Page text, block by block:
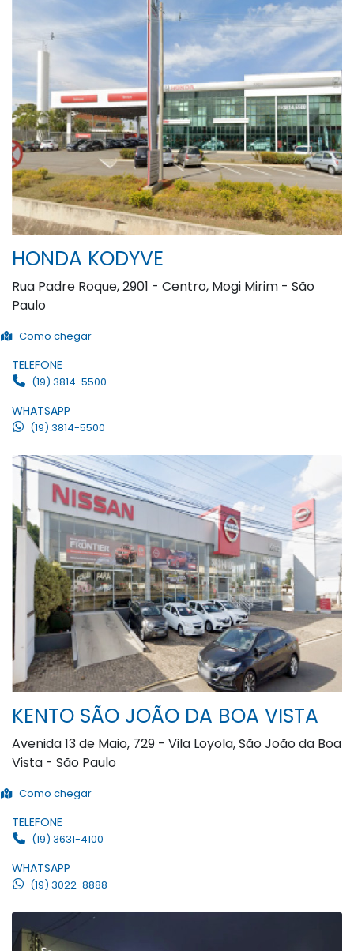
HONDA KODYVE
Rua Padre Roque, 2901 - Centro, Mogi Mirim - São
Paulo
Como chegar
TELEFONE
(19) 3814-5500
WHATSAPP
(19) 3814-5500
KENTO SÃO JOÃO DA BOA VISTA
Avenida 13 de Maio, 729 - Vila Loyola, São João da Boa
Vista - São Paulo
Como chegar
TELEFONE
(19) 3631-4100
WHATSAPP
(19) 3022-8888